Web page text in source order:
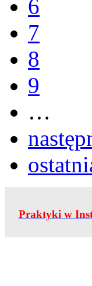
6
7
8
9
…
Praktyki w